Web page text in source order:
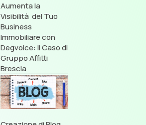
Aumenta la
Visibilità del Tuo
Business
Immobiliare con
Degvoice: Il Caso di
Gruppo Affitti
Brescia